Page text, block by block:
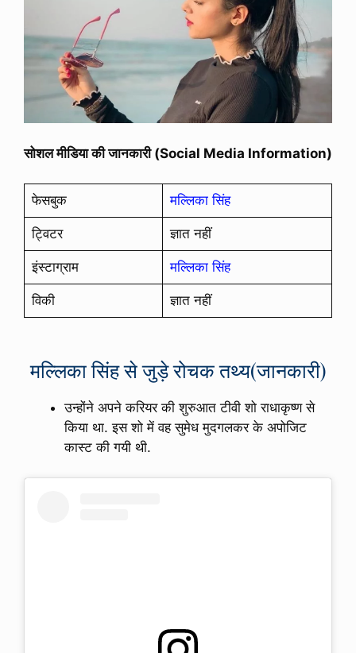
सोशल मीडिया की जानकारी (Social Media Information)
फेसबुक मल्लिका सिंह
ट्विटर ज्ञात नहीं
इंस्टाग्राम मल्लिका सिंह
विकी ज्ञात नहीं
मल्लिका सिंह से जुड़े रोचक तथ्य(जानकारी)
उन्होंने अपने करियर की शुरुआत टीवी शो राधाकृष्ण से
किया था. इस शो में वह सुमेध मुदगलकर के अपोजिट
कास्ट की गयी थी.